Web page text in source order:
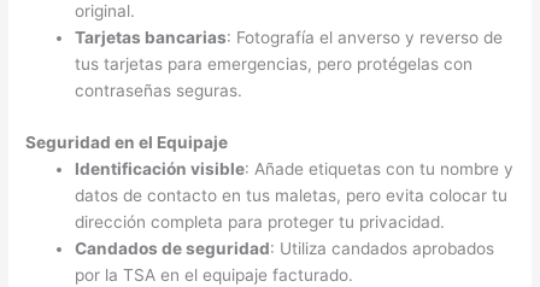
original.
Tarjetas bancarias: Fotografía el anverso y reverso de
tus tarjetas para emergencias, pero protégelas con
contraseñas seguras.
Seguridad en el Equipaje
Identificación visible: Añade etiquetas con tu nombre y
datos de contacto en tus maletas, pero evita colocar tu
dirección completa para proteger tu privacidad.
Candados de seguridad: Utiliza candados aprobados
por la TSA en el equipaje facturado.